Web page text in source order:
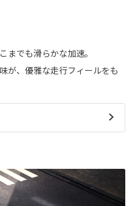
までも滑らかな加速。
が、優雅な走行フィールをも